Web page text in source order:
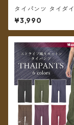
タイパンツ タイダ
ァントプリント リ
ラー ロング丈【メ
無料】
¥3,990